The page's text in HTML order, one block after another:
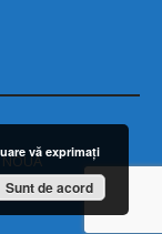
vă exprimaţi
Sunt de acord